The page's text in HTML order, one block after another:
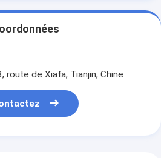
route de Xiafa, Tianjin, Chine